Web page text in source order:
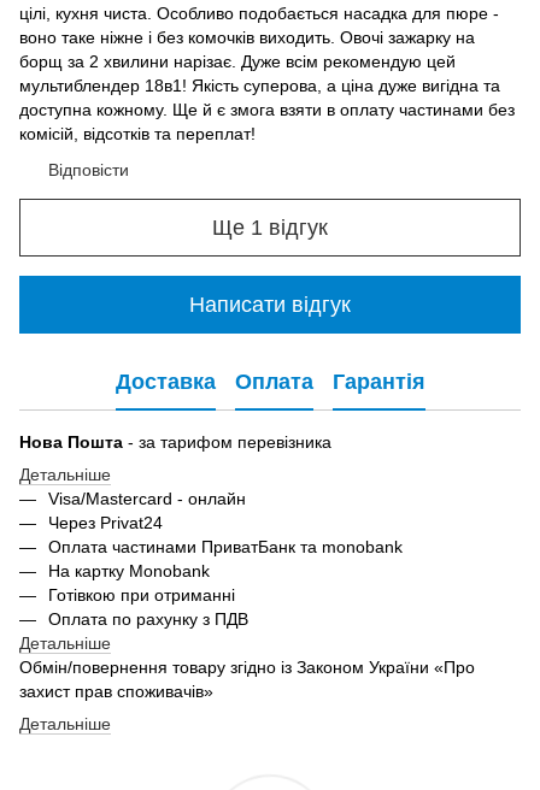
цілі, кухня чиста. Особливо подобається насадка для пюре -
воно таке ніжне і без комочків виходить. Овочі зажарку на
борщ за 2 хвилини нарізає. Дуже всім рекомендую цей
мультиблендер 18в1! Якість суперова, а ціна дуже вигідна та
доступна кожному. Ще й є змога взяти в оплату частинами без
комісій, відсотків та переплат!
Відповісти
Ще 1 відгук
Написати відгук
Доставка Оплата Гарантія
Нова Пошта - за тарифом перевізника
Детальніше
Visa/Mastercard - онлайн
Через Privat24
Оплата частинами ПриватБанк та monobank
На картку Monobank
Готівкою при отриманні
Оплата по рахунку з ПДВ
Детальніше
Обмін/повернення товару згідно із Законом України «Про
захист прав споживачів»
Детальніше